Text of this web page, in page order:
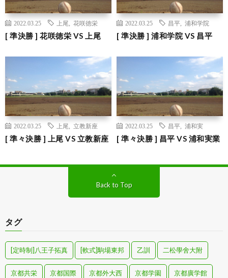
2022.03.25 上尾 花咲徳栄
[ 準決勝 ] 花咲徳栄 VS 上尾
2022.03.25 昌平 浦和学院
[ 準決勝 ] 浦和学院 VS 昌平
2022.03.25 上尾 立教新座
[ 準々決勝 ] 上尾 VS 立教新座
2022.03.25 昌平 浦和実
[ 準々決勝 ] 昌平 VS 浦和実業
Back to Top
タグ
[定時制]八王子拓真 [軟式]駒場東邦 乙訓 二松學舍大附
京都共栄 京都国際 京都外大西 京都学園 京都廣学館